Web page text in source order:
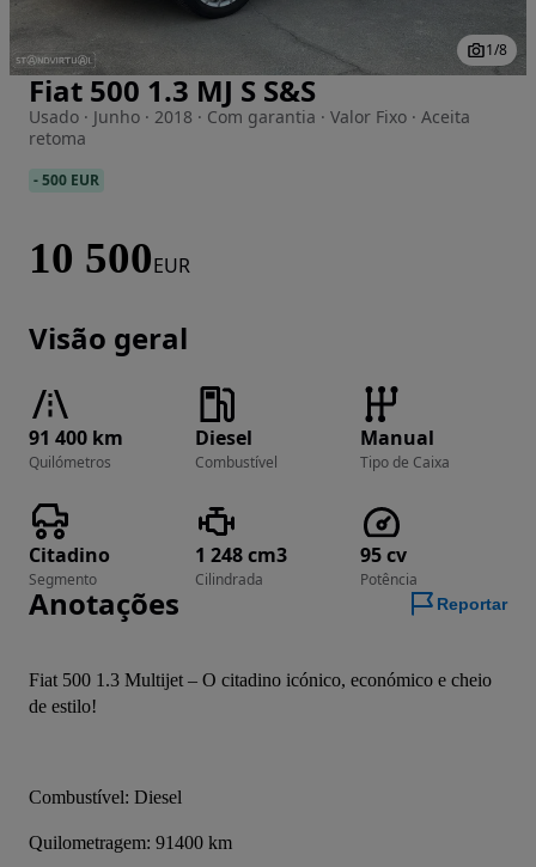
Imagem 1 de 8
1/8
Fiat 500 1.3 MJ S S&S
Usado · Junho · 2018 · Com garantia · Valor Fixo · Aceita
retoma
-500 EUR
10 500EUR
Visão geral
91 400 km
Quilómetros
Diesel
Combustível
Manual
Tipo de Caixa
Citadino
Segmento
1 248 cm3
Cilindrada
95 cv
Potência
Anotações Reportar
Fiat 500 1.3 Multijet – O citadino icónico, económico e cheio
de estilo!
Combustível: Diesel
Quilometragem: 91400 km